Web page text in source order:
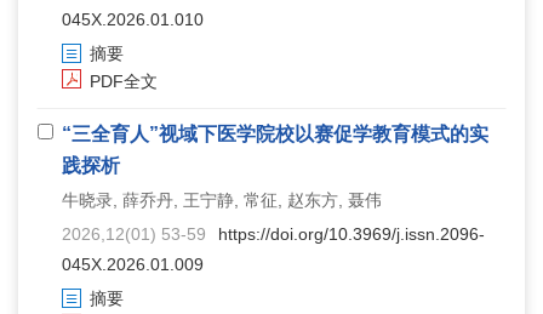
045X.2026.01.010
摘要
PDF全文
“三全育人”视域下医学院校以赛促学教育模式的实
践探析
牛晓录, 薛乔丹, 王宁静, 常征, 赵东方, 聂伟
2026,12(01) 53-59
https://doi.org/10.3969/j.issn.2096-
045X.2026.01.009
摘要